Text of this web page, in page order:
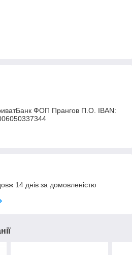
ФОП Прангов П.О. IBAN:
14 днів за домовленістю